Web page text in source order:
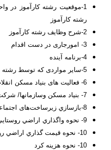
1-موقعیت رشته کارآموز در
رشته کارآموز
2-شرح وظايف رشته کارآموز
3- امورجاری در دست اقدام
4-برنامه آینده
5-سایر مواردی که توسط رشته مورد نظر در واحد کارآموزی بکار می‌رود
6- فعالیت های بنياد مسكن انقلاب اسلامي
7- بنياد مسكن وسازمانها/ شرکت‌های عملياتي آن
8-بازسازي زیرساخت‌های اجتماعي
9- نحوه واگذاري اراضي روستايي
10- نحوه قيمت گذاري اراضي روستايي
10- نحوه هزينه كرد